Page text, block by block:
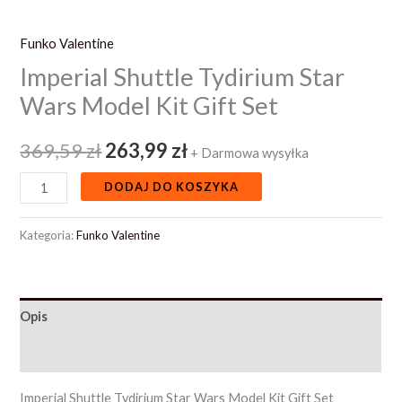
Funko Valentine
Imperial Shuttle Tydirium Star
Wars Model Kit Gift Set
369,59zł263,99 zł + Darmowa wysyłka
DODAJ DO KOSZYKA
Kategoria:Funko Valentine
Opis
Imperial Shuttle Tydirium Star Wars Model Kit Gift Set